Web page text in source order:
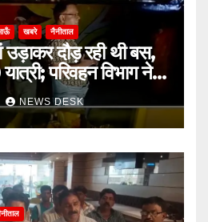
खबरे नैनीताल
उड़ाकर दौड़ रही थी बस,
परिवहन विभाग ने
NEWS DESK